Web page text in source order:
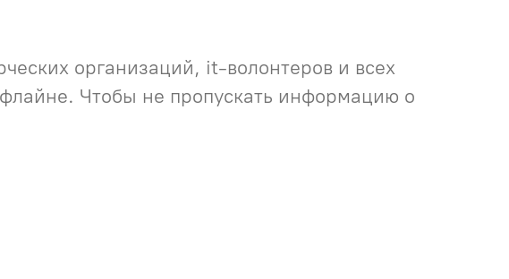
организаций, it-волонтеров и всех
Чтобы не пропускать информацию о